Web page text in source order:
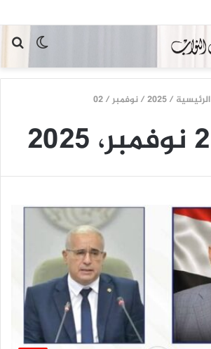
الوضع
المظلم
الرئيسية /
2025
/نوفمبر/
02
2 نوفمبر، 2025